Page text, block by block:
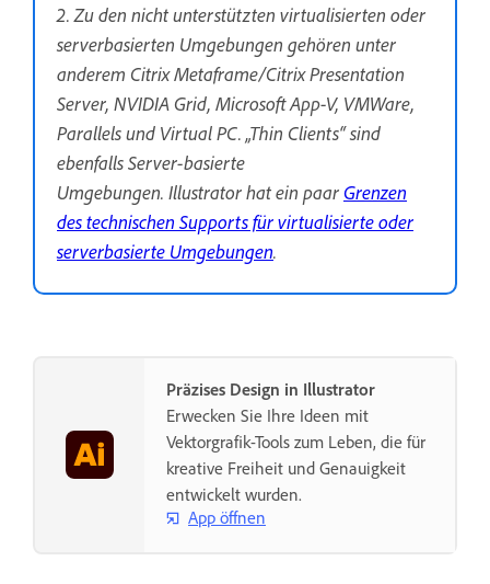
2. Zu den nicht unterstützten virtualisierten oder
serverbasierten Umgebungen gehören unter
anderem Citrix Metaframe/Citrix Presentation
Server, NVIDIA Grid, Microsoft App-V, VMWare,
Parallels und Virtual PC. „Thin Clients“ sind
ebenfalls Server-basierte
Umgebungen. Illustrator hat ein paarGrenzen
des technischen Supports für virtualisierte oder
serverbasierte Umgebungen.
Präzises Design in Illustrator
Erwecken Sie Ihre Ideen mit
Vektorgrafik-Tools zum Leben, die für
kreative Freiheit und Genauigkeit
entwickelt wurden.
App öffnen